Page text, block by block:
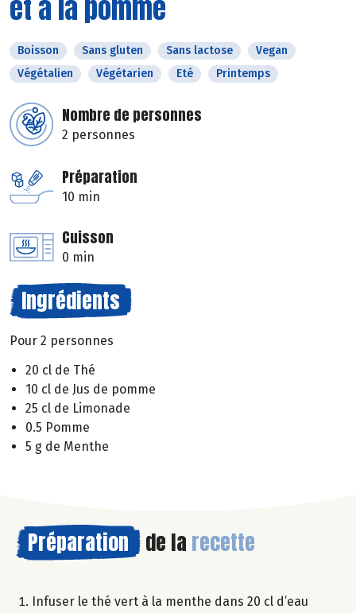
et à la pomme
Boisson Sans gluten Sans lactose
Vegan
Végétalien
Végétarien Eté Printemps
Nombre de personnes
2 personnes
Préparation
10 min
Cuisson
0 min
Ingrédients
Pour 2 personnes
20 cl de Thé
10 cl de Jus de pomme
25 cl de Limonade
0.5 Pomme
5 g de Menthe
Préparation de la recette
Infuser le thé vert à la menthe dans 20 cl d’eau